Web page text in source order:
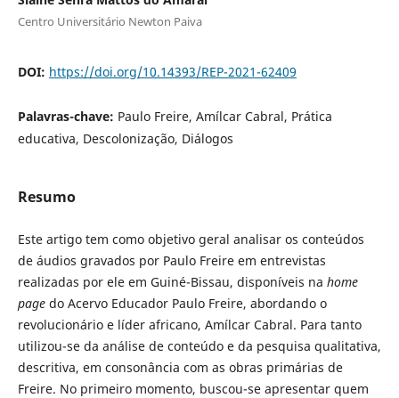
Centro Universitário Newton Paiva
DOI: https://doi.org/10.14393/REP-2021-62409
Palavras-chave: Paulo Freire, Amílcar Cabral, Prática
educativa, Descolonização, Diálogos
Resumo
Este artigo tem como objetivo geral analisar os conteúdos
de áudios gravados por Paulo Freire em entrevistas
realizadas por ele em Guiné-Bissau, disponíveis na home
pagedo Acervo Educador Paulo Freire, abordando o
revolucionário e líder africano, Amílcar Cabral. Para tanto
utilizou-se da análise de conteúdo e da pesquisa qualitativa,
descritiva, em consonância com as obras primárias de
Freire. No primeiro momento, buscou-se apresentar quem